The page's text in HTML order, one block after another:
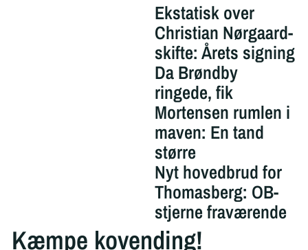
Ekstatisk over
Christian Nørgaard-
skifte: Årets signing
Da Brøndby
ringede, fik
Mortensen rumlen i
maven: En tand
større
Nyt hovedbrud for
Thomasberg: OB-
stjerne fraværende
Kæmpe kovending!